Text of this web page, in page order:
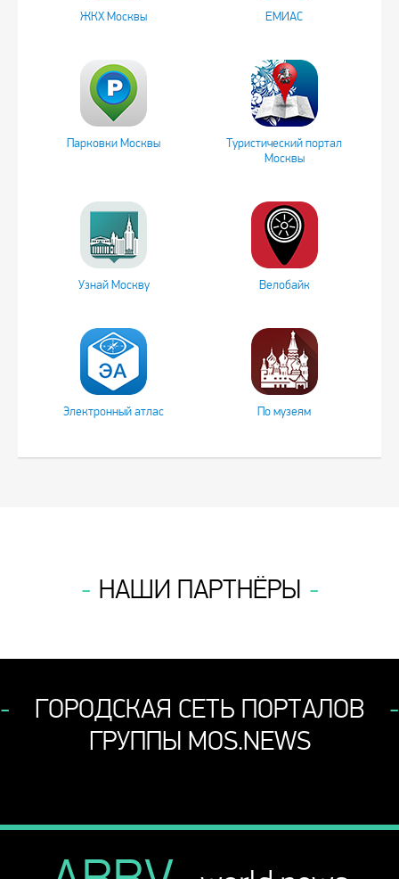
ЖКХ Москвы ЕМИАС
Парковки Москвы
Туристический портал
Москвы
Узнай Москву Велобайк
Электронный атлас По музеям
НАШИ ПАРТНЁРЫ
ГОРОДСКАЯ СЕТЬ ПОРТАЛОВ
ГРУППЫ MOS.NEWS